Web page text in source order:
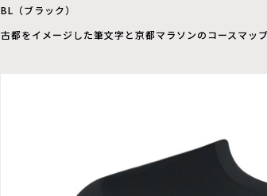
BL（ブラック）
古都をイメージした筆文字と京都マラソンのコースマッ